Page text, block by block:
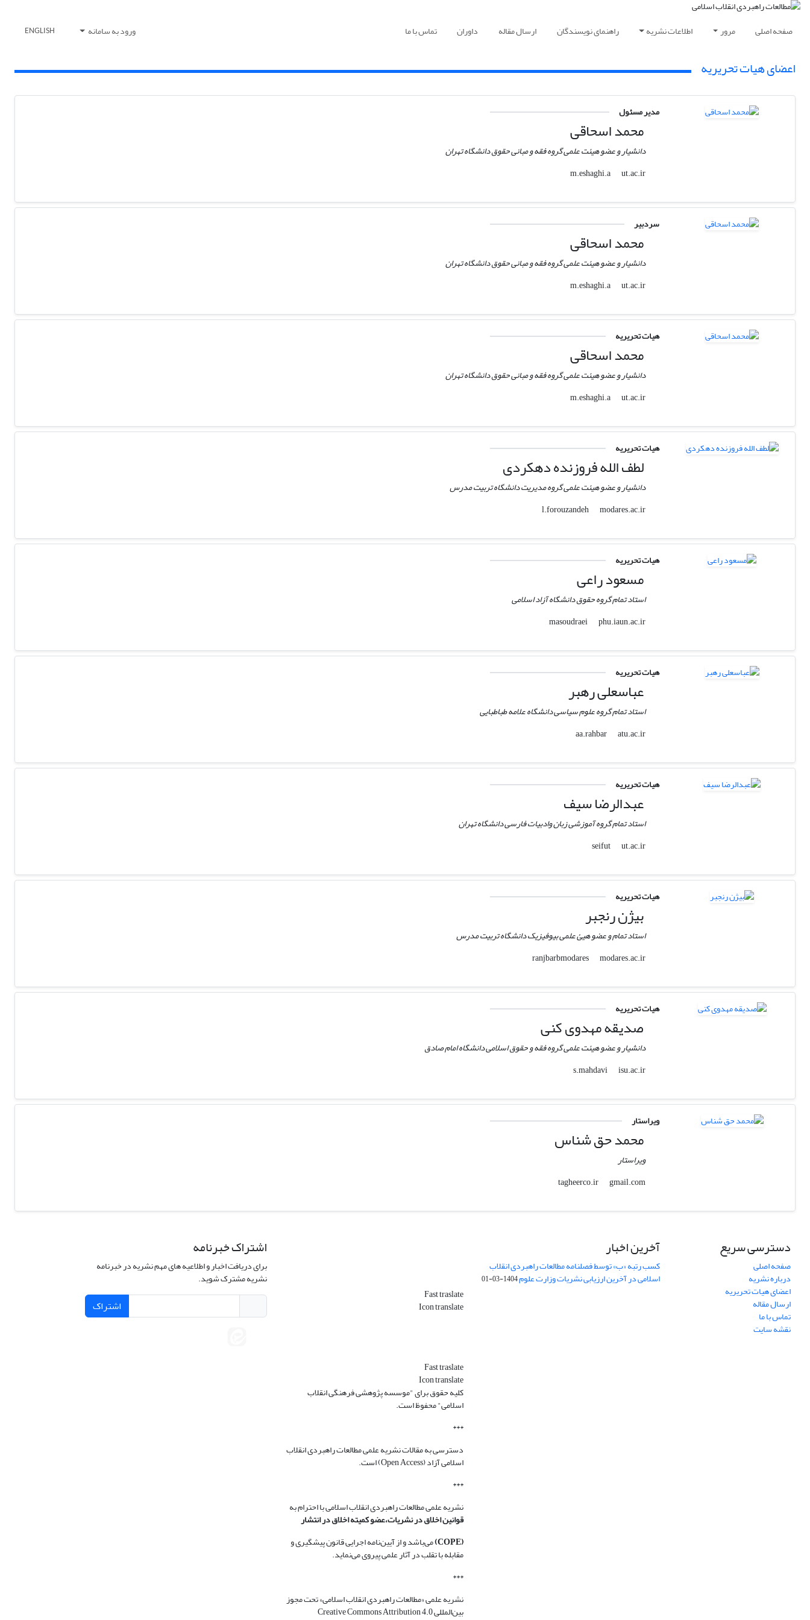
صفحه اصلی مرور اطلاعات نشریه راهنمای نویسندگان ارسال مقاله داوران تماس با ما ورود به سامانه ENGLISH
اعضای هیات تحریریه
مدیر مسئول
محمد اسحاقی
دانشیار و عضو هیئت علمی گروه فقه و مبانی حقوق دانشگاه تهران
m.eshaghi.a
ut.ac.ir
سردبیر
محمد اسحاقی
دانشیار و عضو هیئت علمی گروه فقه و مبانی حقوق دانشگاه تهران
m.eshaghi.a
ut.ac.ir
هیات تحریریه
محمد اسحاقی
دانشیار و عضو هیئت علمی گروه فقه و مبانی حقوق دانشگاه تهران
m.eshaghi.a
ut.ac.ir
هیات تحریریه
لطف الله فروزنده دهکردی
دانشیار و عضو هیئت علمی گروه مدیریت دانشگاه تربیت مدرس
l.forouzandeh
modares.ac.ir
هیات تحریریه
مسعود راعی
استاد تمام گروه حقوق دانشگاه آزاد اسلامی
masoudraei
phu.iaun.ac.ir
هیات تحریریه
عباسعلی رهبر
استاد تمام گروه علوم سیاسی دانشگاه علامه طباطبایی
aa.rahbar
atu.ac.ir
هیات تحریریه
عبدالرضا سیف
استاد تمام گروه آموزشی زبان وادبیات فارسی دانشگاه تهران
seifut
ut.ac.ir
هیات تحریریه
بیژن رنجبر
استاد تمام و عضو هیئ علمی بیوفیزیک دانشگاه تربیت مدرس
ranjbarbmodares
modares.ac.ir
هیات تحریریه
صدیقه مهدوی کنی
دانشیار و عضو هیئت علمی گروه فقه و حقوق اسلامی دانشگاه امام صادق
s.mahdavi
isu.ac.ir
ویراستار
محمد حق شناس
ویراستار
tagheerco.ir
gmail.com
دسترسی سریع
صفحه اصلی
درباره نشریه
اعضای هیات تحریریه
ارسال مقاله
تماس با ما
نقشه سایت
آخرین اخبار
کسب رتبه «ب» توسط فصلنامه مطالعات راهبردی انقلاب
اسلامی در آخرین ارزیابی نشریات وزارت علوم1404-03-01
Fast traslate
Icon translate
Fast traslate
Icon translate
کلیه حقوق برای "موسسه پژوهشی فرهنگی انقلاب
اسلامی" محفوظ است.
***
دسترسی به مقالات نشریه علمی مطالعات راهبردی انقلاب
اسلامی آزاد (Open Access) است.
***
نشریه علمی مطالعات راهبردی انقلاب اسلامی با احترام به
قوانین اخلاق در نشریات،عضو کمیته اخلاق در انتشار
(COPE)
می‌باشد و از آیین‌نامه اجرایی قانون پیشگیری و
مقابله با تقلب در آثار علمی پیروی می‌نماید.
***
نشریه علمی «مطالعات راهبردی انقلاب اسلامی» تحت مجوز
بین‌المللی Creative Commons Attribution 4.0
اشتراک خبرنامه
برای دریافت اخبار و اطلاعیه های مهم نشریه در خبرنامه
نشریه مشترک شوید.
اشتراک